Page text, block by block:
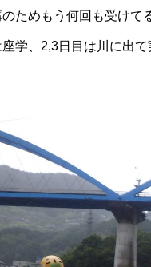
ためもう何回も受けて
座学、2,3日目は川に出